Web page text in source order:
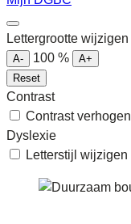
Lettergrootte wijzigen
A- 100 %
A+
Reset
Contrast
Contrast verhogen
Dyslexie
Letterstijl wijzigen